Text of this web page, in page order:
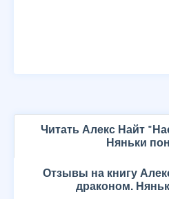
Читать Алекс Найт
Няньки
Отзывы на книгу
драконом.